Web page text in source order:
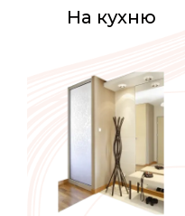
На кухню